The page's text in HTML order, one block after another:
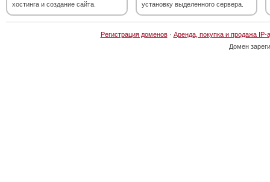
хостинга и создание сайта.
установку выделенного сервера.
Регистрация доменов· Аренда, покупка и продажа IP-
Домен